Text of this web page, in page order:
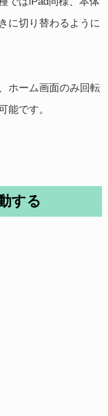
に切り替わるように
ホーム画面のみ回転
能です。
する